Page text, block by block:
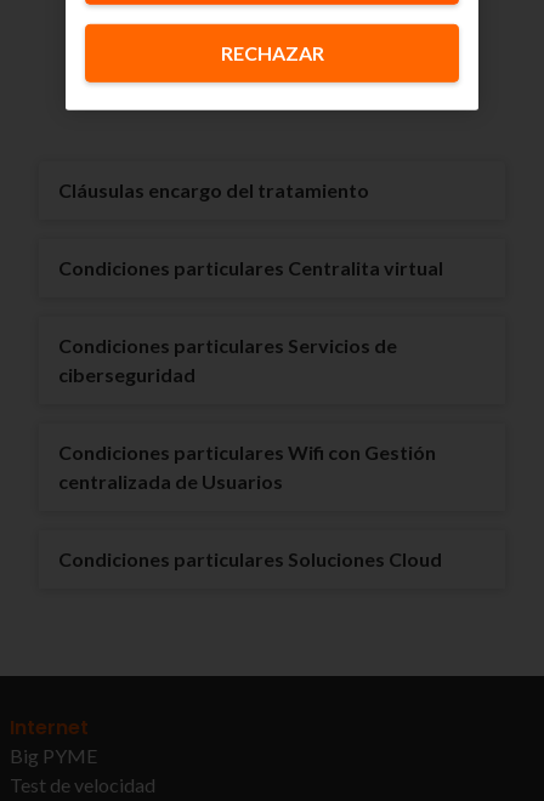
esto servicios adicionales, así como un modelo
con nuestros Clientes.
Cláusulas encargo del tratamiento
Condiciones particulares Centralita virtual
Condiciones particulares Servicios de
ciberseguridad
Condiciones particulares Wifi con Gestión
centralizada de Usuarios
Condiciones particulares Soluciones Cloud
Internet
Big PYME
Test de velocidad
RECHAZAR